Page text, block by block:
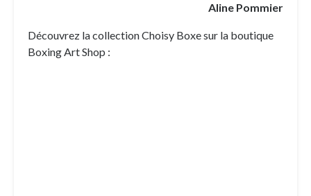
Aline Pommier
Découvrez la collection Choisy Boxe sur la boutique
Boxing Art Shop :